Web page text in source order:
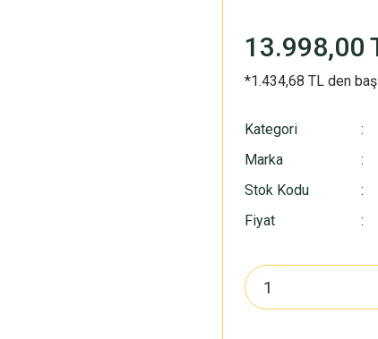
13.998,00
*1.434,68 TL den
Kategori
Marka
Stok Kodu
Fiyat